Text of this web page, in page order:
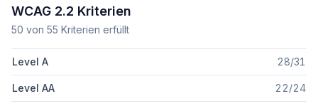
WCAG 2.2 Kriterien
50 von 55 Kriterien erfüllt
Level A 28/31
Level AA 22/24